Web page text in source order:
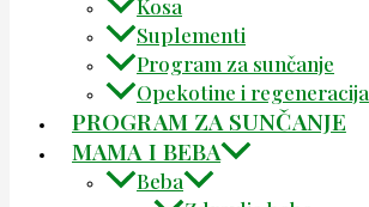
Kosa
Suplementi
Program za sunčanje
Opekotine i regeneracija
PROGRAM ZA SUNČANJE
MAMA I BEBA
Beba